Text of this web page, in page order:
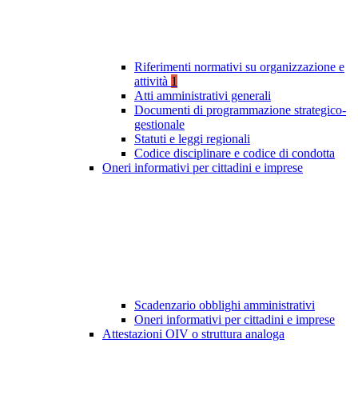
Riferimenti normativi su organizzazione e
attività 1
Atti amministrativi generali
Documenti di programmazione strategico-
gestionale
Statuti e leggi regionali
Codice disciplinare e codice di condotta
Oneri informativi per cittadini e imprese
Scadenzario obblighi amministrativi
Oneri informativi per cittadini e imprese
Attestazioni OIV o struttura analoga